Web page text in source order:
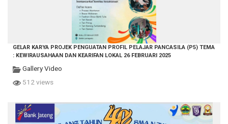
GELAR KARYA PROJEK PENGUATAN PROFIL PELAJAR PANCASILA (P5) TEMA
: KEWIRAUSAHAAN DAN KEARIFAN LOKAL 26 FEBRUARI 2025
Gallery Video
512 views